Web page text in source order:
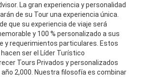
La gran experiencia y personalidad
de su Tour una experiencia única.
que su experiencia de viaje será
y 100 % personalizado a sus
y requerimientos particulares. Estos
ser el Líder Turístico
Tours Privados y personalizados
2,000. Nuestra filosofía es combinar